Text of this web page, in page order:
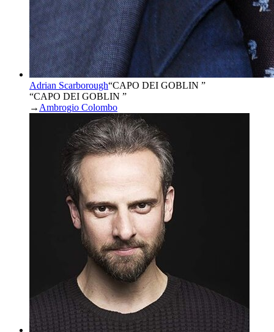
Adrian Scarborough“CAPO DEI GOBLIN ”
“CAPO DEI GOBLIN ”
→ Ambrogio Colombo